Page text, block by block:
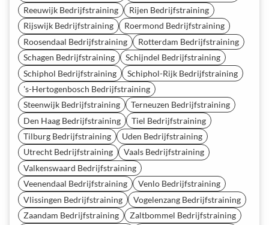
Reeuwijk Bedrijfstraining
Rijen Bedrijfstraining
Rijswijk Bedrijfstraining
Roermond Bedrijfstraining
Roosendaal Bedrijfstraining
Rotterdam Bedrijfstraining
Schagen Bedrijfstraining
Schijndel Bedrijfstraining
Schiphol Bedrijfstraining
Schiphol-Rijk Bedrijfstraining
's-Hertogenbosch Bedrijfstraining
Steenwijk Bedrijfstraining
Terneuzen Bedrijfstraining
Den Haag Bedrijfstraining
Tiel Bedrijfstraining
Tilburg Bedrijfstraining
Uden Bedrijfstraining
Utrecht Bedrijfstraining
Vaals Bedrijfstraining
Valkenswaard Bedrijfstraining
Veenendaal Bedrijfstraining
Venlo Bedrijfstraining
Vlissingen Bedrijfstraining
Vogelenzang Bedrijfstraining
Zaandam Bedrijfstraining
Zaltbommel Bedrijfstraining